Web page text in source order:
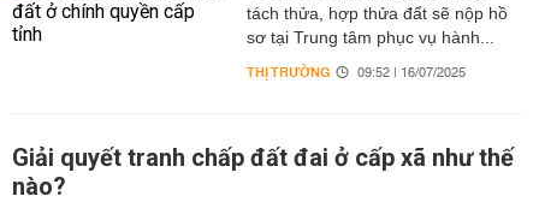
tách thửa, hợp thửa đất sẽ nộp hồ
sơ tại Trung tâm phục vụ hành...
THỊ TRƯỜNG 09:52 | 16/07/2025
Giải quyết tranh chấp đất đai ở cấp xã như thế
nào?